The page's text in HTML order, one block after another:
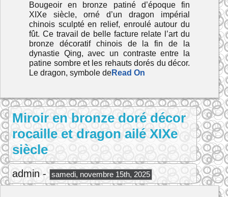
Bougeoir en bronze patiné d’époque fin
XIXe siècle, orné d’un dragon impérial
chinois sculpté en relief, enroulé autour du
fût. Ce travail de belle facture relate l’art du
bronze décoratif chinois de la fin de la
dynastie Qing, avec un contraste entre la
patine sombre et les rehauts dorés du décor.
Le dragon, symbole deRead On
Miroir en bronze doré décor
rocaille et dragon ailé XIXe
siècle
admin - samedi, novembre 15th, 2025